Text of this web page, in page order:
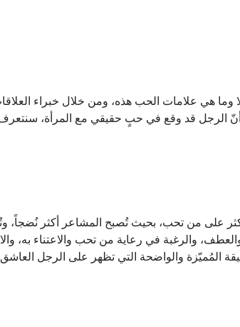
هي علامات الحب هذه، ومن خلال خبراء
الرجل قد وقع في حبٍ حقيقي مع المرأة، سنتعرف
على من تحب، بحيث تُصبح المشاعر أكثر نُضجاً،
والرغبة في رعاية من تحب والاعتناء به،
المُميّزة والواضحة التي تظهر على الرجل